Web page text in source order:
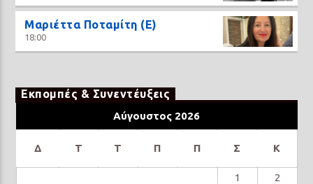
Μαριέττα Ποταμίτη (Ε)
18:00
Εκπομπές & Συνεντέυξεις
Αύγουστος 2026
Δ Τ Τ Π Π Σ Κ
1
2